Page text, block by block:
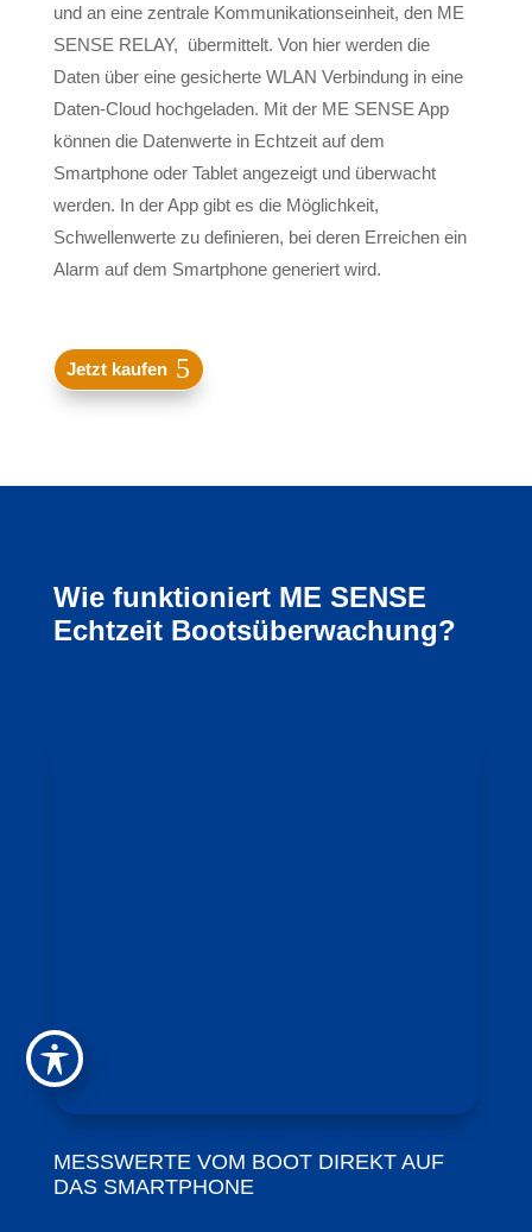
und an eine zentrale Kommunikationseinheit, den ME
SENSE RELAY, übermittelt. Von hier werden die
Daten über eine gesicherte WLAN Verbindung in eine
Daten-Cloud hochgeladen. Mit der ME SENSE App
können die Datenwerte in Echtzeit auf dem
Smartphone oder Tablet angezeigt und überwacht
werden. In der App gibt es die Möglichkeit,
Schwellenwerte zu definieren, bei deren Erreichen ein
Alarm auf dem Smartphone generiert wird.
Jetzt kaufen
Wie funktioniert ME SENSE
Echtzeit Bootsüberwachung?
MESSWERTE VOM BOOT DIREKT AUF
DAS SMARTPHONE